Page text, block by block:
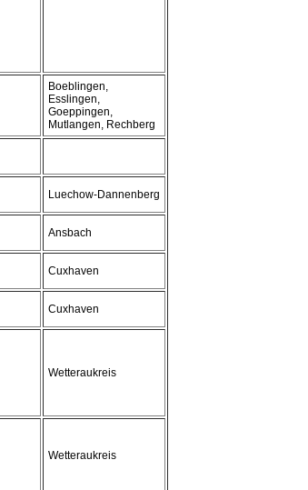
Boeblingen,
Esslingen,
Goeppingen,
Mutlangen, Rechberg
Luechow-Dannenberg
Ansbach
Cuxhaven
Cuxhaven
Wetteraukreis
Wetteraukreis